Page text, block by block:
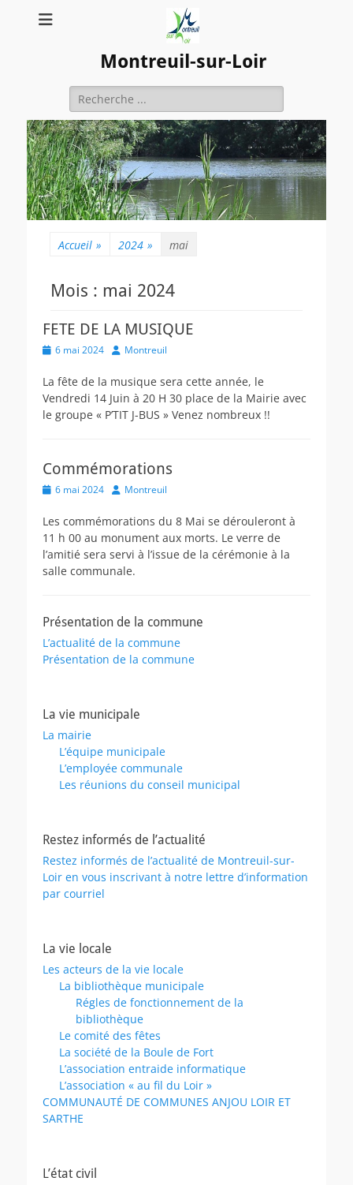
Montreuil-sur-Loir
Rechercher :
Accueil » 2024 » mai
Mois : mai 2024
FETE DE LA MUSIQUE
Posted
6 mai 2024 AuthorMontreuil
La fête de la musique sera cette année, le
Vendredi 14 Juin à 20 H 30 place de la Mairie avec
le groupe « P’TIT J-BUS » Venez nombreux !!
Commémorations
Posted
6 mai 2024 AuthorMontreuil
Les commémorations du 8 Mai se dérouleront à
11 h 00 au monument aux morts. Le verre de
l’amitié sera servi à l’issue de la cérémonie à la
salle communale.
Présentation de la commune
L’actualité de la commune
Présentation de la commune
La vie municipale
La mairie
L’équipe municipale
L’employée communale
Les réunions du conseil municipal
Restez informés de l’actualité
Restez informés de l’actualité de Montreuil-sur-
Loir en vous inscrivant à notre lettre d’information
par courriel
La vie locale
Les acteurs de la vie locale
La bibliothèque municipale
Régles de fonctionnement de la
bibliothèque
Le comité des fêtes
La société de la Boule de Fort
L’association entraide informatique
L’association « au fil du Loir »
COMMUNAUTÉ DE COMMUNES ANJOU LOIR ET
SARTHE
L’état civil